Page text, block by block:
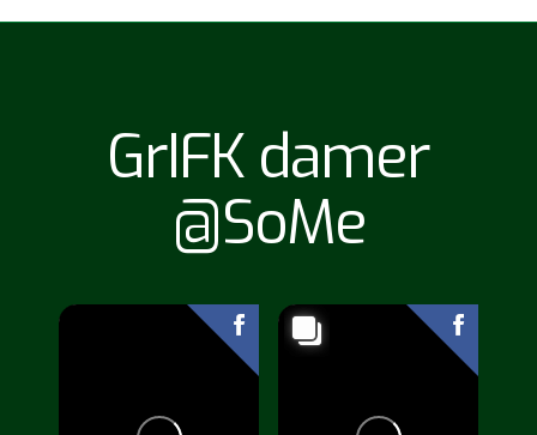
GrIFK damer
@SoMe